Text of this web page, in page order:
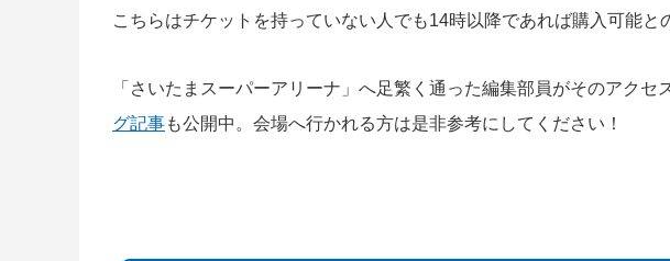
こちらはチケットを持っていない人でも14時以降であれば購入可能と
「さいたまスーパーアリーナ」へ足繁く通った編集部員がそのアクセ
グ記事も公開中。会場へ行かれる方は是非参考にしてください！